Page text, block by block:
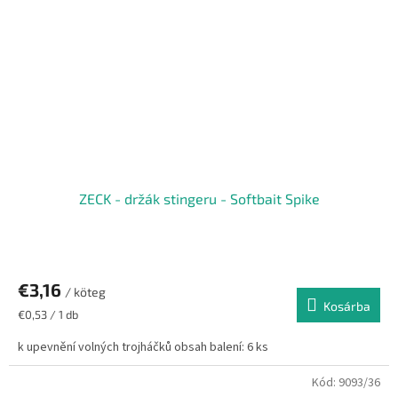
ZECK - držák stingeru - Softbait Spike
€3,16 / köteg
Egységár:
€0,53 / 1 db
Kosárba
k upevnění volných trojháčků obsah balení: 6 ks
Kód: 9093/36